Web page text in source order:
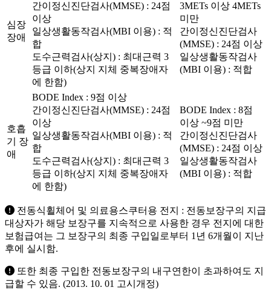
심장
장애
간이정신진단검사(MMSE) : 24점
이상
일상생활동작검사(MBI 이용) : 적
합
도수근력검사(상지) : 최대근력 3
등급 이하(상지 지체 중복장애자
에 한함)
3METs 이상 4METs
미만
간이정신진단검사
(MMSE) : 24점 이상
일상생활동작검사
(MBI 이용) : 적합
호흡
기 장
애
BODE Index : 9점 이상
간이정신진단검사(MMSE) : 24점
이상
일상생활동작검사(MBI 이용) : 적
합
도수근력검사(상지) : 최대근력 3
등급 이하(상지 지체 중복장애자
에 한함)
BODE Index : 8점
이상 ~9점 미만
간이정신진단검사
(MMSE) : 24점 이상
일상생활동작검사
(MBI 이용) : 적합
전동식휠체어 및 의료용스쿠터용 전지 : 전동보장구의 지급
대상자가 해당 보장구를 지속적으로 사용한 경우 전지에 대한
보험급여는 그 보장구의 최종 구입일로부터 1년 6개월이 지난
후에 실시함.
또한 최종 구입한 전동보장구의 내구연한이 초과하여도 지
급할 수 있음. (2013. 10. 01 고시개정)